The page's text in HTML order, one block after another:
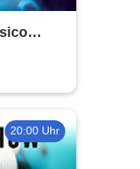
20:00 Uhr